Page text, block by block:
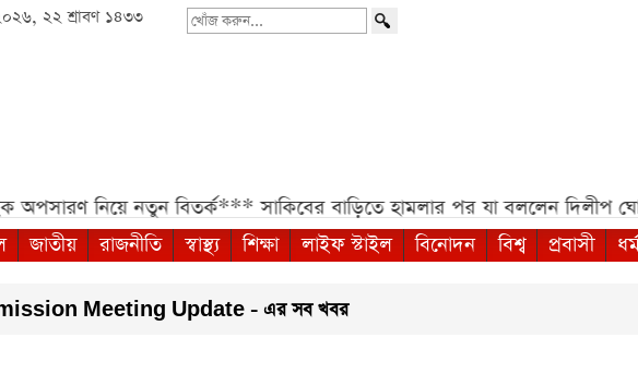
২২ শ্রাবণ ১৪৩৩
খোঁজ
নিয়ে নতুন বিতর্ক*** সাকিবের বাড়িতে হামলার পর যা বললেন দিলীপ
জাতীয় রাজনীতি স্বাস্থ্য শিক্ষা লাইফ স্টাইল বিনোদন বিশ্ব প্রবাসী
Meeting Update - এর সব খবর